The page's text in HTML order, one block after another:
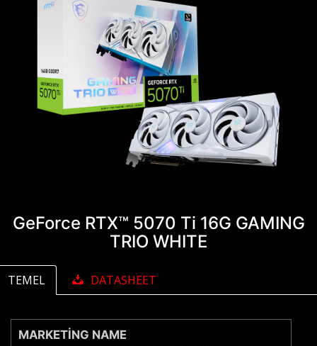
GeForce RTX™ 5070 Ti 16G GAMING
TRIO WHITE
TEMEL DATASHEET
MARKETING NAME